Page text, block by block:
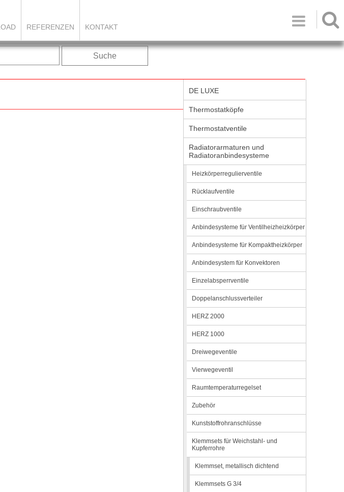

REFERENZEN KONTAKT
Suche
DE LUXE
Thermostatköpfe
Thermostatventile
Radiatorarmaturen und
Radiatoranbindesysteme
Heizkörperregulierventile
Rücklaufventile
Einschraubventile
Anbindesysteme für Ventilheizheizkörper
Anbindesysteme für Kompaktheizkörper
Anbindesystem für Konvektoren
Einzelabsperrventile
Doppelanschlussverteiler
HERZ 2000
HERZ 1000
Dreiwegeventile
Vierwegeventil
Raumtemperaturregelset
Zubehör
Kunststoffrohranschlüsse
Klemmsets für Weichstahl- und
Kupferrohre
Klemmset, metallisch dichtend
Klemmsets G 3/4